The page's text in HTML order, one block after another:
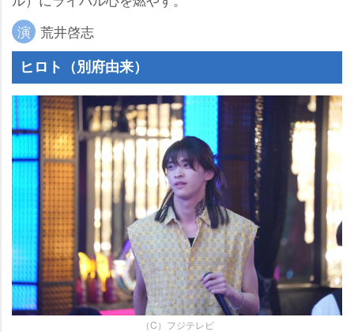
演 荒井啓志
ヒロト（別府由来）
（C）フジテレビ